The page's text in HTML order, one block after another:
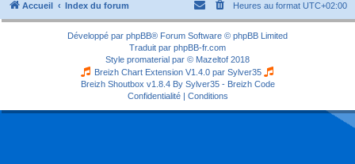
Accueil Index du forum Heures au format UTC+02:00
Développé par phpBB® Forum Software © phpBB Limited
Traduit par phpBB-fr.com
Style promaterial par © Mazeltof 2018
Breizh Chart Extension V1.4.0 par Sylver35
Breizh Shoutbox v1.8.4 By Sylver35 - Breizh Code
Confidentialité| Conditions